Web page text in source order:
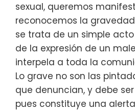
sexual, queremos
reconocemos la
se trata de un simple
de la expresión de un
interpela a toda la
Lo grave no son las
que denuncian, y debe
pues constituye una